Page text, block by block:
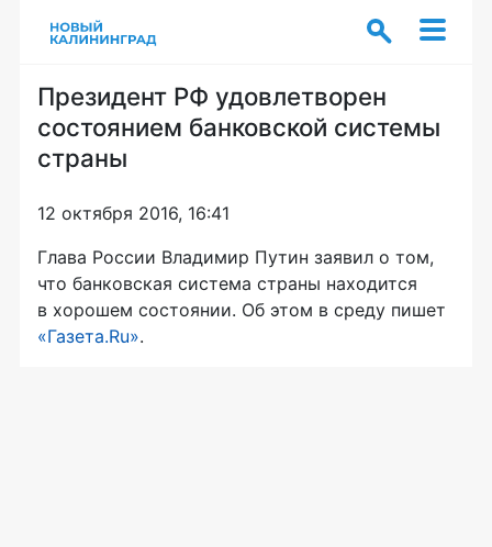
Президент РФ удовлетворен
состоянием банковской системы
страны
12 октября 2016, 16:41
Глава России Владимир Путин заявил о том,
что банковская система страны находится
в хорошем состоянии. Об этом в среду пишет
«Газета.Ru».